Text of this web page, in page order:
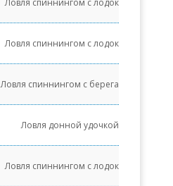
Ловля спиннингом с лодок
Ловля спиннингом с лодок
Ловля спиннингом с берега
Ловля донной удочкой
Ловля спиннингом с лодок